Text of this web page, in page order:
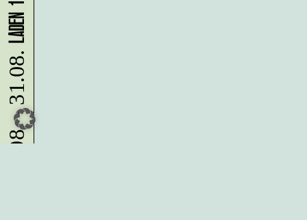
10.08. - 31.08.